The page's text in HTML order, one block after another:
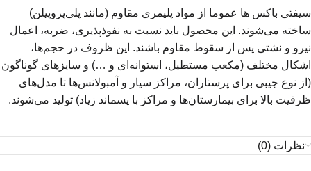
سیفتی باکس ها عموما از مواد پلیمری مقاوم (مانند پلی‌پروپیلن)
ساخته می‌شوند. این محصول باید نسبت به نفوذپذیری، ضربه، اعمال
نیرو و نشتی پس از سقوط مقاوم باشند. این ظروف در حجم‌ها،
اشکال مختلف (مکعب مستطیل، استوانه‌ای و …) و سایزهای گوناگون
(از نوع جیبی برای پرستاران، مراکز سیار و آمبولانس‌ها تا مدل‌های
ظرفیت بالا برای بیمارستان‌ها و مراکز با پسماند زیاد) تولید می‌شوند.
نظرات (0)